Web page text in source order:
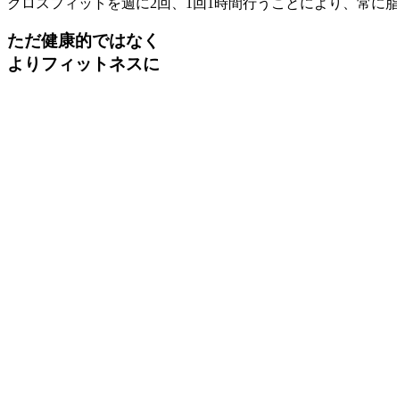
ただ健康的ではなく
よりフィットネスに